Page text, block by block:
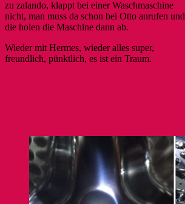
zu zalando, klappt bei einer Waschmaschine
nicht, man muss da schon bei Otto anrufen und
die holen die Maschine dann ab.
Wieder mit Hermes, wieder alles super,
freundlich, pünktlich, es ist ein Traum.